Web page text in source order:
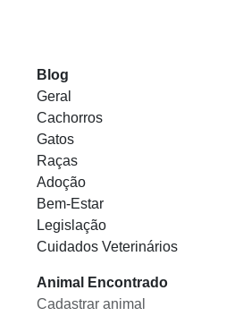
Blog
Geral
Cachorros
Gatos
Raças
Adoção
Bem-Estar
Legislação
Cuidados Veterinários
Animal Encontrado
Cadastrar animal